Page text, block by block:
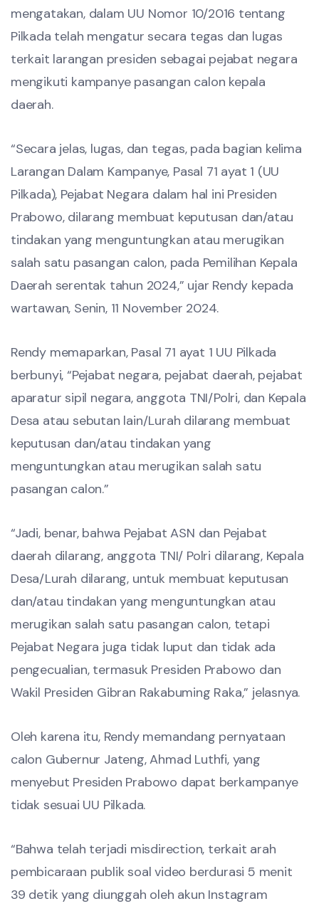
mengatakan, dalam UU Nomor 10/2016 tentang
Pilkada telah mengatur secara tegas dan lugas
terkait larangan presiden sebagai pejabat negara
mengikuti kampanye pasangan calon kepala
daerah.
“Secara jelas, lugas, dan tegas, pada bagian kelima
Larangan Dalam Kampanye, Pasal 71 ayat 1 (UU
Pilkada), Pejabat Negara dalam hal ini Presiden
Prabowo, dilarang membuat keputusan dan/atau
tindakan yang menguntungkan atau merugikan
salah satu pasangan calon, pada Pemilihan Kepala
Daerah serentak tahun 2024,” ujar Rendy kepada
wartawan, Senin, 11 November 2024.
Rendy memaparkan, Pasal 71 ayat 1 UU Pilkada
berbunyi, “Pejabat negara, pejabat daerah, pejabat
aparatur sipil negara, anggota TNI/Polri, dan Kepala
Desa atau sebutan lain/Lurah dilarang membuat
keputusan dan/atau tindakan yang
menguntungkan atau merugikan salah satu
pasangan calon.”
“Jadi, benar, bahwa Pejabat ASN dan Pejabat
daerah dilarang, anggota TNI/ Polri dilarang, Kepala
Desa/Lurah dilarang, untuk membuat keputusan
dan/atau tindakan yang menguntungkan atau
merugikan salah satu pasangan calon, tetapi
Pejabat Negara juga tidak luput dan tidak ada
pengecualian, termasuk Presiden Prabowo dan
Wakil Presiden Gibran Rakabuming Raka,” jelasnya.
Oleh karena itu, Rendy memandang pernyataan
calon Gubernur Jateng, Ahmad Luthfi, yang
menyebut Presiden Prabowo dapat berkampanye
tidak sesuai UU Pilkada.
“Bahwa telah terjadi misdirection, terkait arah
pembicaraan publik soal video berdurasi 5 menit
39 detik yang diunggah oleh akun Instagram